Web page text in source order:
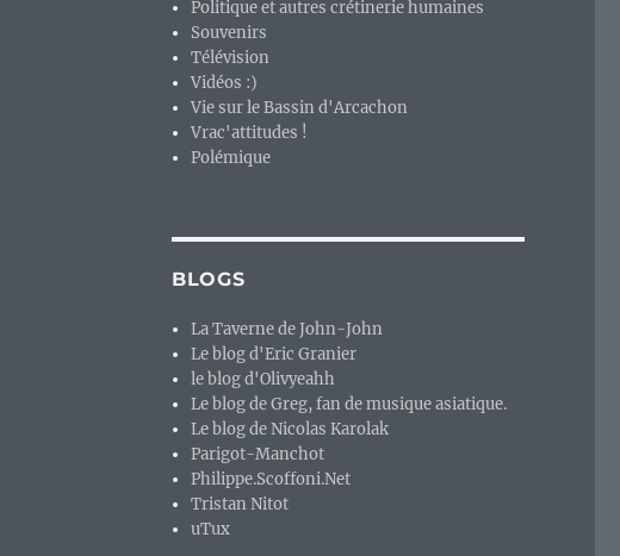
Politique et autres crétinerie humaines
Souvenirs
Télévision
Vidéos :)
Vie sur le Bassin d'Arcachon
Vrac'attitudes !
Polémique
BLOGS
La Taverne de John-John
Le blog d'Eric Granier
le blog d'Olivyeahh
Le blog de Greg, fan de musique asiatique.
Le blog de Nicolas Karolak
Parigot-Manchot
Philippe.Scoffoni.Net
Tristan Nitot
uTux